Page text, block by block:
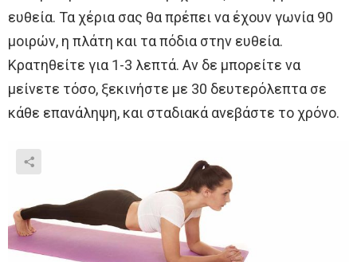
ευθεία. Τα χέρια σας θα πρέπει να έχουν γωνία 90
μοιρών, η πλάτη και τα πόδια στην ευθεία.
Κρατηθείτε για 1-3 λεπτά. Αν δε μπορείτε να
μείνετε τόσο, ξεκινήστε με 30 δευτερόλεπτα σε
κάθε επανάληψη, και σταδιακά ανεβάστε το χρόνο.